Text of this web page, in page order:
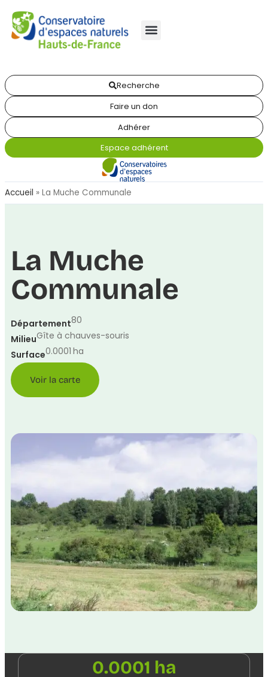
Recherche
Faire un don
Adhérer
Espace adhérent
Accueil » La Muche Communale
La Muche
Communale
Département80
MilieuGîte à chauves-souris
Surface0.0001 ha
Voir la carte
0.0001 ha